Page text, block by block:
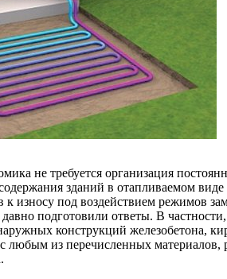
не требуется организация
зданий в отапливаемом
к износу под воздействием режимов
подготовили ответы. В
конструкций железобетона,
любым из перечисленных материалов,